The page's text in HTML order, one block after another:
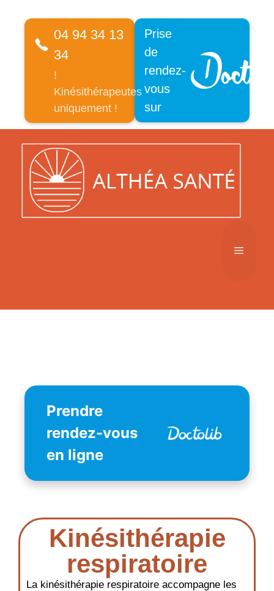
04 94 34 13
34
!
Kinésithérapeutes
uniquement !
Prise
de
rendez-
vous
sur
Prendre
rendez-vous
en ligne
Kinésithérapie
respiratoire
La kinésithérapie respiratoire accompagne les